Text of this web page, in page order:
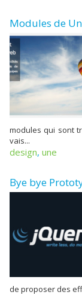
Modules de
modules qui sont
vais...
design, une
Bye bye
de proposer des